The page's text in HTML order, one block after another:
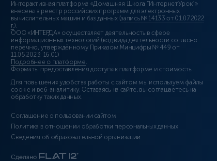
Интерактивная платформа «Домашняя Школа “ИнтернетУрок”»
внесена в реестр российских программ для электронных
вычислительных машин и баз данных (запись № 14133 от 01.07.2022
г.).
ООО «ИНТЕРДА» осуществляет деятельность в сфере
информационных технологий (код вида деятельности согласно
перечню, утверждённому Приказом Минцифры № 449 от
11.05.2023: 16.01)
Подробнее о платформе.
Форматы предоставления доступа к платформе и стоимость.
Для повышения удобства работы с сайтом мы используем файлы
cookie и веб-аналитику. Оставаясь на сайте, вы соглашаетесь на
обработку таких данных.
Соглашение о пользовании сайтом
Политика в отношении обработки персональных данных
Сведения об образовательной организации